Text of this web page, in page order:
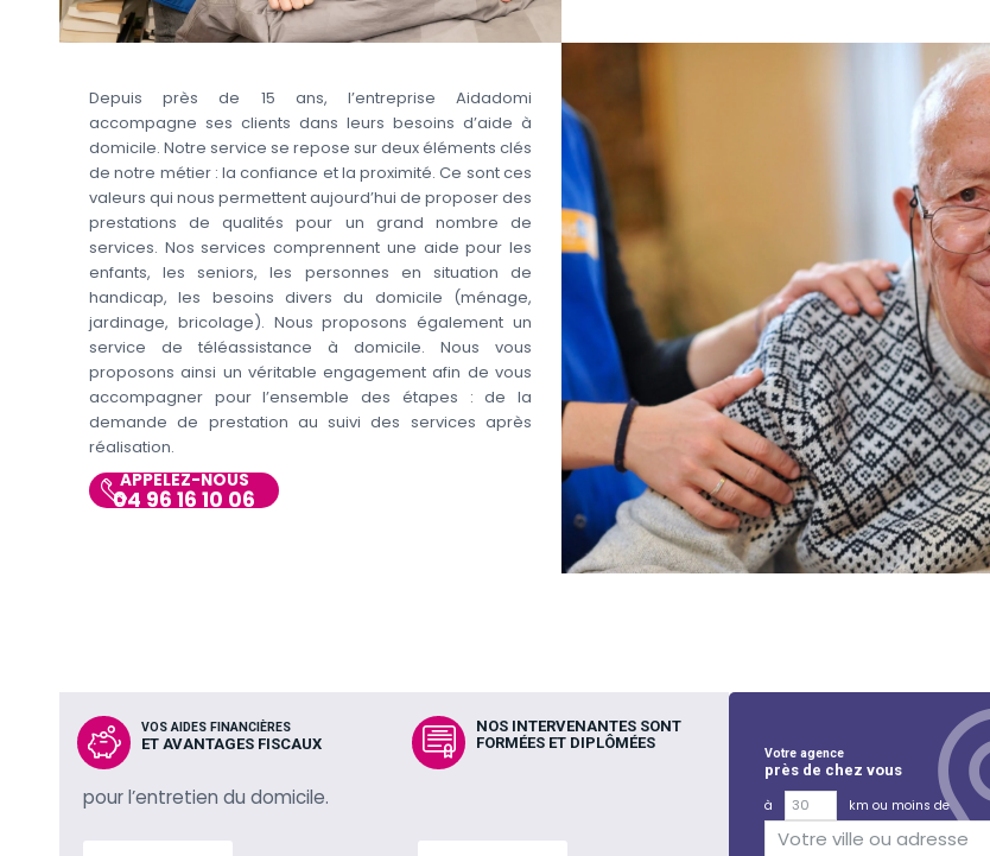
Depuis près de 15 ans, l’entreprise Aidadomi
accompagne ses clients dans leurs besoins d’aide à
domicile. Notre service se repose sur deux éléments clés
de notre métier : la confiance et la proximité. Ce sont ces
valeurs qui nous permettent aujourd’hui de proposer des
prestations de qualités pour un grand nombre de
services. Nos services comprennent une aide pour les
enfants, les seniors, les personnes en situation de
handicap, les besoins divers du domicile (ménage,
jardinage, bricolage). Nous proposons également un
service de téléassistance à domicile. Nous vous
proposons ainsi un véritable engagement afin de vous
accompagner pour l’ensemble des étapes : de la
demande de prestation au suivi des services après
réalisation.
APPELEZ-NOUS
04 96 16 10 06
VOS AIDES FINANCIÈRES
ET AVANTAGES FISCAUX
pour l’entretien du domicile.
NOS INTERVENANTES SONT
FORMÉES ET DIPLÔMÉES
Votre agence
près de chez vous
à
km ou moins de